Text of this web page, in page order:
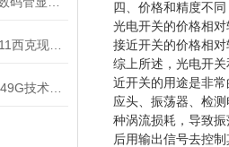
四、价格和精度不同
光电开关的价格相
接近开关的价格相
综上所述，光电开
近开关的用途是非
应头、振荡器、检
种涡流损耗，导致
后用输出信号去控